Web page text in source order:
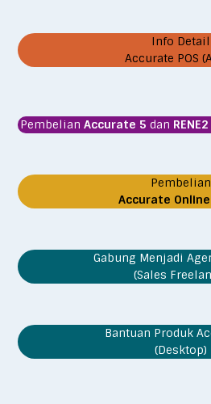
Info Detail
Accurate POS
Pembelian Accurate 5 dan
Pembelian
Accurate Online
Gabung Menjadi
(Sales
Bantuan Produk
(Desktop)